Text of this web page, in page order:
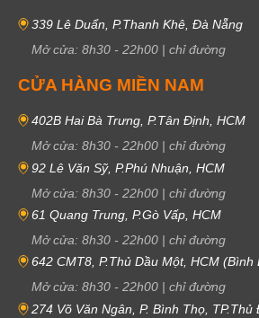
339 Lê Duẩn, P.Thanh Khê, Đà Nẵng
Mở cửa: 8h30 - 22h00 | chỉ đường
CỬA HÀNG MIỀN NAM
402B Hai Bà Trưng, P.Tân Định, HCM
Mở cửa: 8h30 - 22h00 | chỉ đường
92 Lê Văn Sỹ, P.Phú Nhuận, HCM
Mở cửa: 8h30 - 22h00 | chỉ đường
61 Quang Trung, P.Gò Vấp, HCM
Mở cửa: 8h30 - 22h00 | chỉ đường
642 CMT8, P.Thủ Dầu Một, HCM (Bình
Mở cửa: 8h30 - 22h00 | chỉ đường
274 Võ Văn Ngân, P. Bình Thọ, TP.Thủ